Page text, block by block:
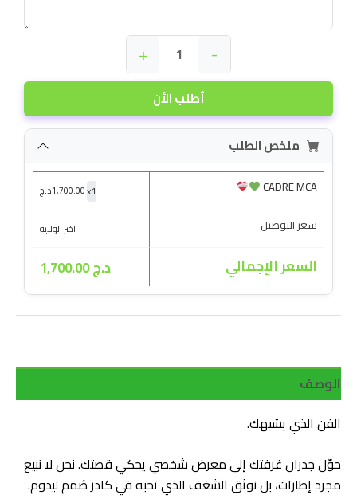
أطلب الأن
-
+
ملخص الطلب
CADRE MCA
x1
1,700.00د.ج
سعر التوصيل اختر الولاية
السعر الإجمالي د.ج 1,700.00
الوصف
الفن الذي يشبهك.
حوّل جدران غرفتك إلى معرض شخصي يحكي قصتك. نحن لا نبيع
مجرد إطارات، بل نوثق الشغف الذي تحبه في كادر صُمم ليدوم.